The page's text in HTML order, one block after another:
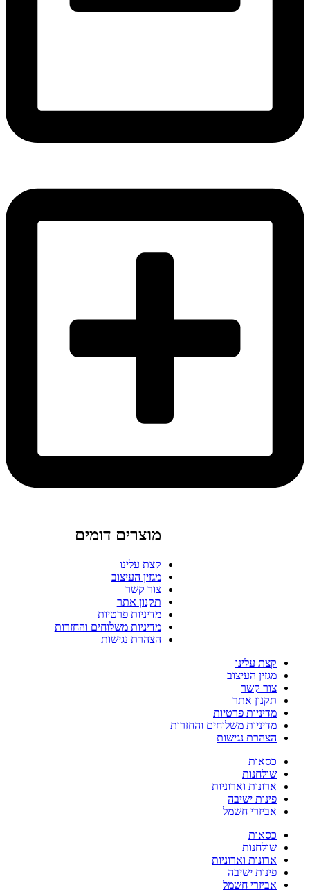
מוצרים דומים
קצת עלינו
מגזין העיצוב
צור קשר
תקנון אתר
מדיניות פרטיות
מדיניות משלוחים והחזרות
הצהרת נגישות
קצת עלינו
מגזין העיצוב
צור קשר
תקנון אתר
מדיניות פרטיות
מדיניות משלוחים והחזרות
הצהרת נגישות
כסאות
שולחנות
ארונות וארוניות
פינות ישיבה
אביזרי חשמל
כסאות
שולחנות
ארונות וארוניות
פינות ישיבה
אביזרי חשמל